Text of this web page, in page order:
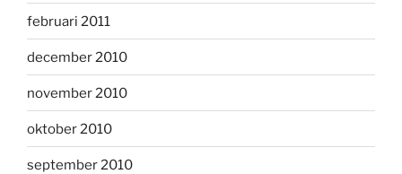
februari 2011
december 2010
november 2010
oktober 2010
september 2010